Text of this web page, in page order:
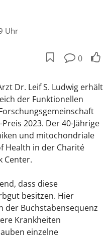
Uhr
0
Dr. Leif S. Ludwig erhält
der Funktionellen
2023. Der 40-Jährige
und mitochondriale
Health in der Charité
Center.
dass diese
besitzen. Hier
der Buchstabensequenz
Krankheiten
einzelne